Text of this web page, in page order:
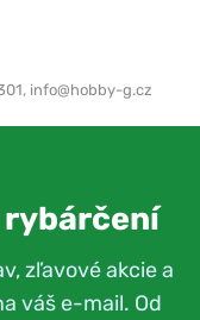
info@hobby-g.cz
rybárčení
zľavové akcie a
váš e-mail. Od